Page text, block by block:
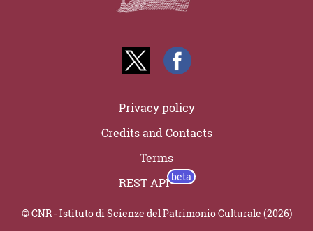
Privacy policy
Credits and Contacts
Terms
REST API
© CNR - Istituto di Scienze del Patrimonio Culturale (2026)